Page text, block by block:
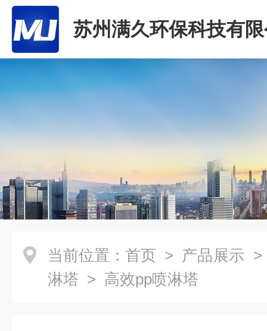
苏州满久环保科技有
当前位置： 首页 > 产品展示
淋塔 > 高效pp喷淋塔